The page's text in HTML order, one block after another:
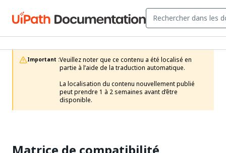
Important :Veuillez noter que ce contenu a été localisé en
partie à l’aide de la traduction automatique.
La localisation du contenu nouvellement publié
peut prendre 1 à 2 semaines avant d’être
disponible.